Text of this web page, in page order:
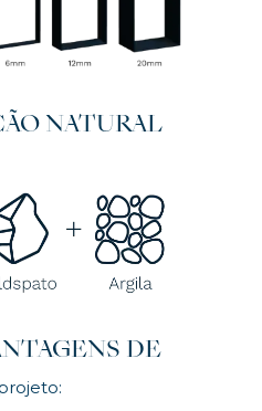
NATURAL
DE